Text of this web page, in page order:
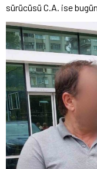
sürücüsü C.A. ise